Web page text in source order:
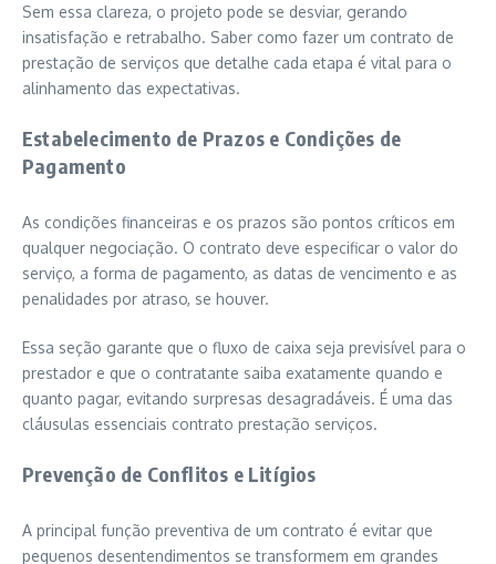
Sem essa clareza, o projeto pode se desviar, gerando
insatisfação e retrabalho. Saber como fazer um contrato de
prestação de serviços que detalhe cada etapa é vital para o
alinhamento das expectativas.
Estabelecimento de Prazos e Condições de
Pagamento
As condições financeiras e os prazos são pontos críticos em
qualquer negociação. O contrato deve especificar o valor do
serviço, a forma de pagamento, as datas de vencimento e as
penalidades por atraso, se houver.
Essa seção garante que o fluxo de caixa seja previsível para o
prestador e que o contratante saiba exatamente quando e
quanto pagar, evitando surpresas desagradáveis. É uma das
cláusulas essenciais contrato prestação serviços.
Prevenção de Conflitos e Litígios
A principal função preventiva de um contrato é evitar que
pequenos desentendimentos se transformem em grandes